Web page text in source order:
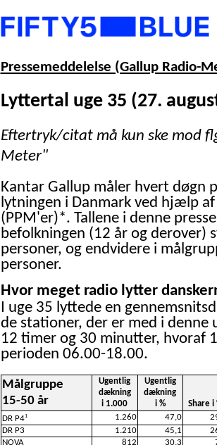
Pressemeddelelse (Gallup Radio-
Lyttertal uge 35 (27.
Eftertryk/citat må kun ske mod
Meter"
Kantar Gallup måler hvert døgn
lytningen i Danmark ved hjælp
(PPM'er)*. Tallene i denne
befolkningen (12 år og derover)
personer, og endvidere i
personer.
Hvor meget radio lytter
I uge 35 lyttede en
de stationer, der er med i denne
12 timer og 30 minutter, hvoraf
perioden 06.00-18.00.
Målgruppe
15-50 år
Ugentlig
dækning
i 1.000
Ugentlig
dækning
i %
Share i
DR P41 1.260 47,0
DR P3
1.210 45,1
NOVA
812 30,3